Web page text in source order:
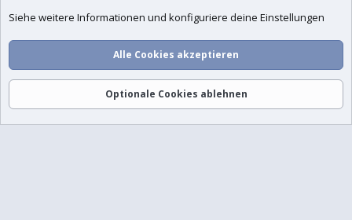
Siehe weitere Informationen und konfiguriere deine Einstellungen
Alle Cookies akzeptieren
Optionale Cookies ablehnen